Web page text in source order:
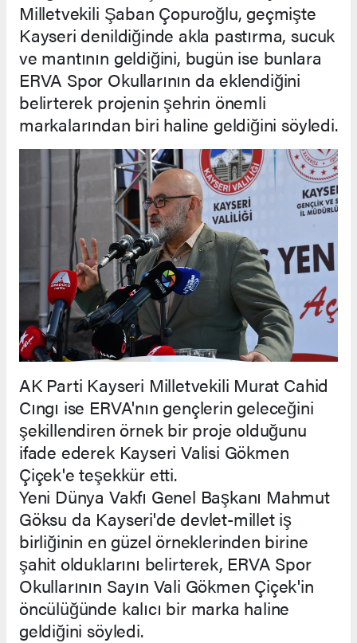
Milletvekili Şaban Çopuroğlu, geçmişte
Kayseri denildiğinde akla pastırma, sucuk
ve mantının geldiğini, bugün ise bunlara
ERVA Spor Okullarının da eklendiğini
belirterek projenin şehrin önemli
markalarından biri haline geldiğini söyledi.
AK Parti Kayseri Milletvekili Murat Cahid
Cıngı ise ERVA'nın gençlerin geleceğini
şekillendiren örnek bir proje olduğunu
ifade ederek Kayseri Valisi Gökmen
Çiçek'e teşekkür etti.
Yeni Dünya Vakfı Genel Başkanı Mahmut
Göksu da Kayseri'de devlet-millet iş
birliğinin en güzel örneklerinden birine
şahit olduklarını belirterek, ERVA Spor
Okullarının Sayın Vali Gökmen Çiçek'in
öncülüğünde kalıcı bir marka haline
geldiğini söyledi.